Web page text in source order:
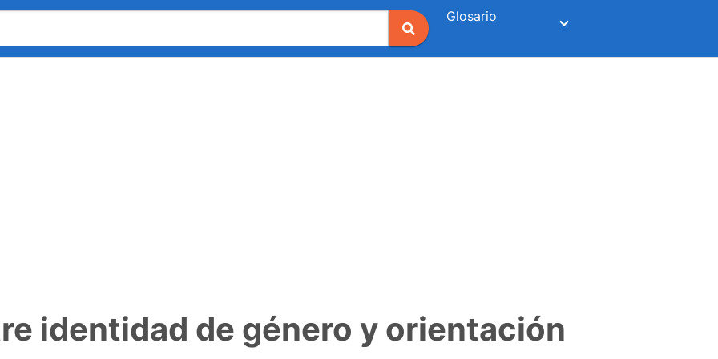
Glosario
identidad de género y orientación